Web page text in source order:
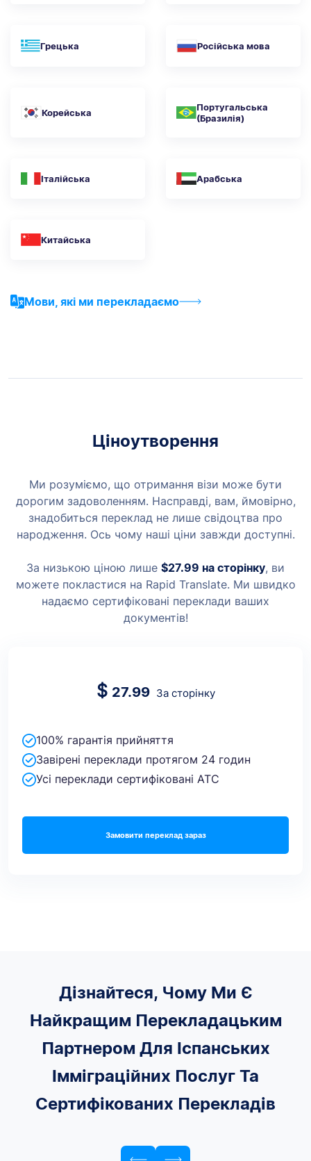
Грецька Російська мова
Корейська
Португальська
(Бразилія)
Італійська Арабська
Китайська
Мови, які ми перекладаємо
Ціноутворення
Ми розуміємо, що отримання візи може бути
дорогим задоволенням. Насправді, вам, ймовірно,
знадобиться переклад не лише свідоцтва про
народження. Ось чому наші ціни завжди доступні.
За низькою ціною лише $27.99 на сторінку, ви
можете покластися на Rapid Translate. Ми швидко
надаємо сертифіковані переклади ваших
документів!
$ 27.99 За сторінку
100% гарантія прийняття
Завірені переклади протягом 24 годин
Усі переклади сертифіковані ATC
Замовити переклад зараз
Дізнайтеся, Чому Ми Є
Найкращим Перекладацьким
Партнером Для Іспанських
Імміграційних Послуг Та
Сертифікованих Перекладів